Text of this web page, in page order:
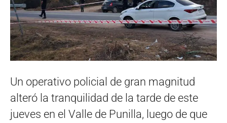
Un operativo policial de gran magnitud
alteró la tranquilidad de la tarde de este
jueves en el Valle de Punilla, luego de que